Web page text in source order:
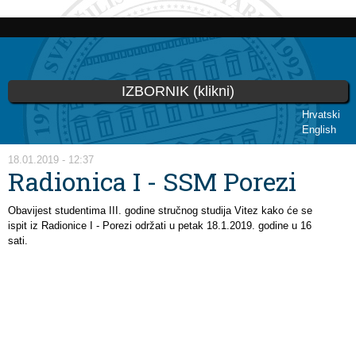
Skoči
glavni
sadržaj
Hrvatski
English
IZBORNIK (klikni)
Vi ste ovdje
18.01.2019 - 12:37
Radionica I - SSM Porezi
Obavijest studentima III. godine stručnog studija Vitez kako će se
ispit iz Radionice I - Porezi održati u petak 18.1.2019. godine u 16
sati.